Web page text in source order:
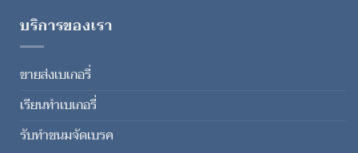
บริการของเรา
ขายส่งเบเกอรี่
เรียนทำเบเกอรี่
รับทำขนมจัดเบรค